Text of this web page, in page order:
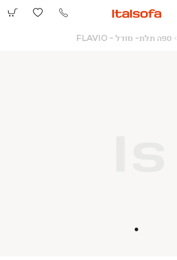
073-
ראשי
ספה תלת- מודל - FLAVIO